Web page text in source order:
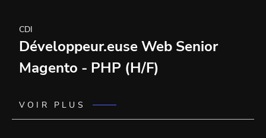
CDI
Développeur.euse Web Senior
Magento - PHP (H/F)
VOIR PLUS